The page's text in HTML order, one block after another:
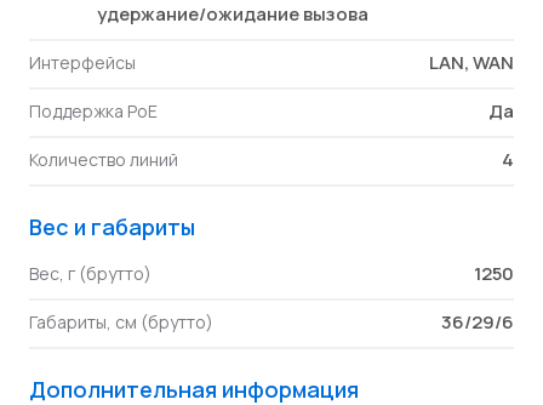
удержание/ожидание вызова
Интерфейсы LAN, WAN
Поддержка PoE Да
Количество линий 4
Вес и габариты
Вес, г (брутто) 1250
Габариты, см (брутто) 36/29/6
Дополнительная информация